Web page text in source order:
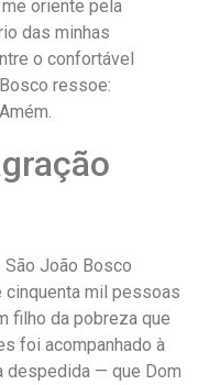
oriente pela
das minhas
o confortável
ressoe:
São João Bosco
mil pessoas
filho da pobreza que
foi acompanhado à
despedida — que Dom